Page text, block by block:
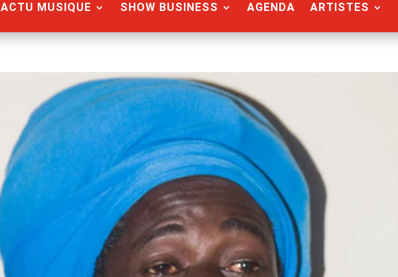
ACTU MUSIQUE SHOW BUSINESS AGENDA ARTISTES